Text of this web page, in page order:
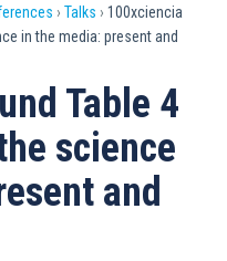
Talks
100xciencia
in the media: present and
Table 4
science
and